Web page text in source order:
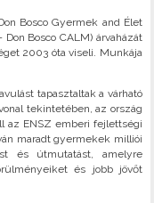
Bosco Gyermek and Élet
Bosco CALM) árvaházát
2003 óta viseli. Munkája
tapasztaltak a várható
tekintetében, az ország
az ENSZ emberi fejlettségi
maradt gyermekek milliói
és útmutatást, amelyre
és jobb jövőt